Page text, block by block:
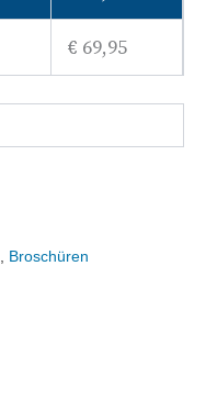
€ 69,95
, Broschüren